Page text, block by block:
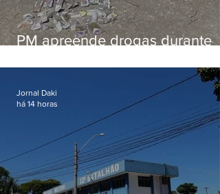
PM apreende drogas durante
Jornal Daki
há 14 horas